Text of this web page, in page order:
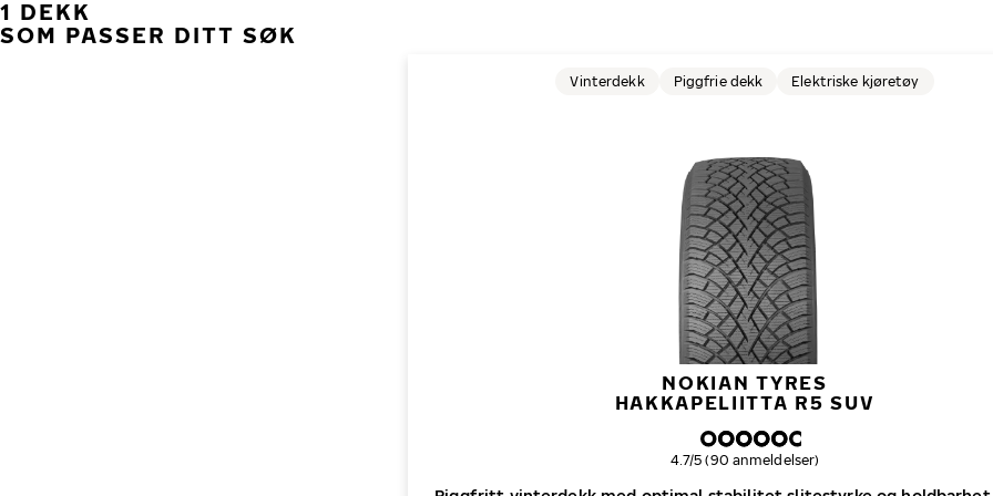
1 DEKK
SOM PASSER DITT SØK
NOKIAN TYRES
HAKKAPELIITTA R5 SUV
Vinterdekk Piggfrie dekk Elektriske kjøretøy
Samlet dekkvurdering
4.7/5 (90 anmeldelser)